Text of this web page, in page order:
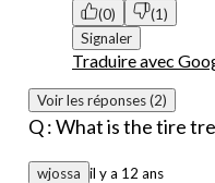
(0)
(1)
Signaler
Traduire avec
Voir les réponses (2)
Q : What is the tire
wjossa il y a 12 ans